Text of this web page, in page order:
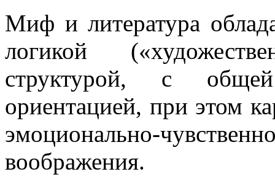
Миф и литература
логикой
структурой, с
ориентацией, при этом
эмоционально-
воображения.